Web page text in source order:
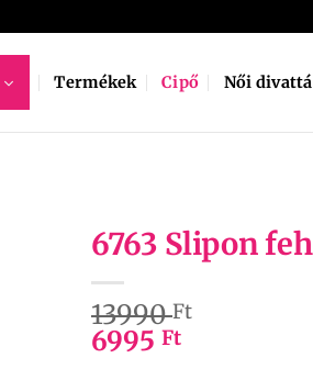
Termékek Cipő Női
6763 Slipon
13990Ft
6995 Ft